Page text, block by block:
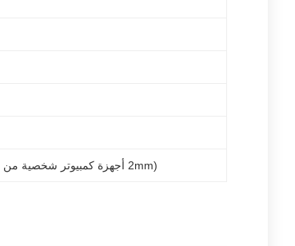
2 مجموعات من 4 * 25 مسامير ذاتية الاستغلال ، 2 مجموعات من 6 علاقات الكابلات ، (2 أجهزة كمبيوتر شخصية من أنابيب تقلص الحرارة 40mm)